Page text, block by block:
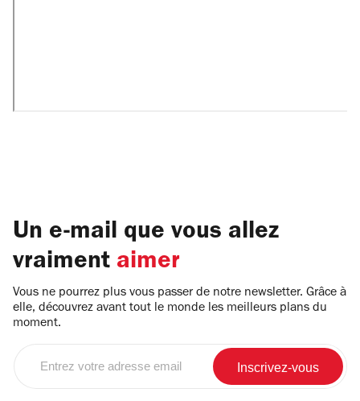
Un e-mail que vous allez
vraiment aimer
Vous ne pourrez plus vous passer de notre newsletter. Grâce à
elle, découvrez avant tout le monde les meilleurs plans du
moment.